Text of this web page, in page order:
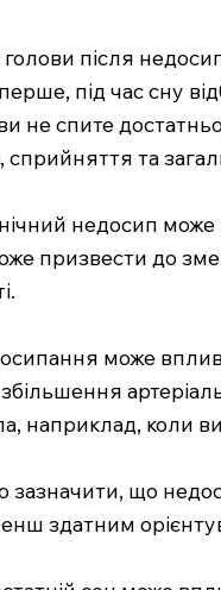
після
під час сну
не спите
сприйняття та
недосип може
призвести до
може
наприклад, коли ви
зазначити, що
здатним